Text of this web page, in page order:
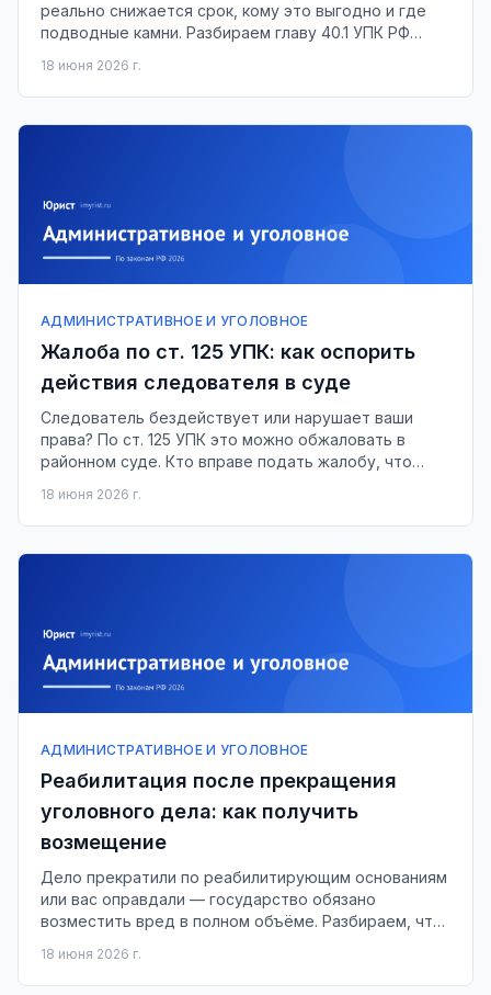
реально снижается срок, кому это выгодно и где
подводные камни. Разбираем главу 40.1 УПК РФ
18 июня 2026 г.
АДМИНИСТРАТИВНОЕ И УГОЛОВНОЕ
Жалоба по ст. 125 УПК: как оспорить
действия следователя в суде
Следователь бездействует или нарушает ваши
права? По ст. 125 УПК это можно обжаловать в
районном суде. Кто вправе подать жалобу, что
18 июня 2026 г.
АДМИНИСТРАТИВНОЕ И УГОЛОВНОЕ
Реабилитация после прекращения
уголовного дела: как получить
возмещение
Дело прекратили по реабилитирующим основаниям
или вас оправдали — государство обязано
возместить вред в полном объёме. Разбираем, что
18 июня 2026 г.